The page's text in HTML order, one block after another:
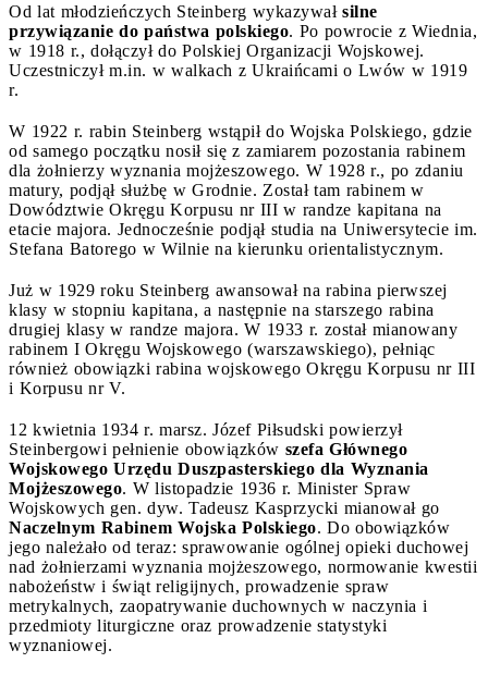
Od lat młodzieńczych Steinberg wykazywał silne
przywiązanie do państwa polskiego. Po powrocie z Wiednia,
w 1918 r., dołączył do Polskiej Organizacji Wojskowej.
Uczestniczył m.in. w walkach z Ukraińcami o Lwów w 1919
r.
W 1922 r. rabin Steinberg wstąpił do Wojska Polskiego, gdzie
od samego początku nosił się z zamiarem pozostania rabinem
dla żołnierzy wyznania mojżeszowego. W 1928 r., po zdaniu
matury, podjął służbę w Grodnie. Został tam rabinem w
Dowództwie Okręgu Korpusu nr III w randze kapitana na
etacie majora. Jednocześnie podjął studia na Uniwersytecie im.
Stefana Batorego w Wilnie na kierunku orientalistycznym.
Już w 1929 roku Steinberg awansował na rabina pierwszej
klasy w stopniu kapitana, a następnie na starszego rabina
drugiej klasy w randze majora. W 1933 r. został mianowany
rabinem I Okręgu Wojskowego (warszawskiego), pełniąc
również obowiązki rabina wojskowego Okręgu Korpusu nr III
i Korpusu nr V.
12 kwietnia 1934 r. marsz. Józef Piłsudski powierzył
Steinbergowi pełnienie obowiązków szefa Głównego
Wojskowego Urzędu Duszpasterskiego dla Wyznania
Mojżeszowego. W listopadzie 1936 r. Minister Spraw
Wojskowych gen. dyw. Tadeusz Kasprzycki mianował go
Naczelnym Rabinem Wojska Polskiego. Do obowiązków
jego należało od teraz: sprawowanie ogólnej opieki duchowej
nad żołnierzami wyznania mojżeszowego, normowanie kwestii
nabożeństw i świąt religijnych, prowadzenie spraw
metrykalnych, zaopatrywanie duchownych w naczynia i
przedmioty liturgiczne oraz prowadzenie statystyki
wyznaniowej.